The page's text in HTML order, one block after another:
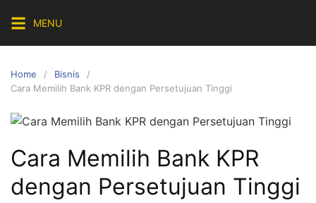
content
MENU
Home
Bisnis
Cara Memilih Bank KPR dengan Persetujuan Tinggi
Cara Memilih Bank KPR
dengan Persetujuan Tinggi